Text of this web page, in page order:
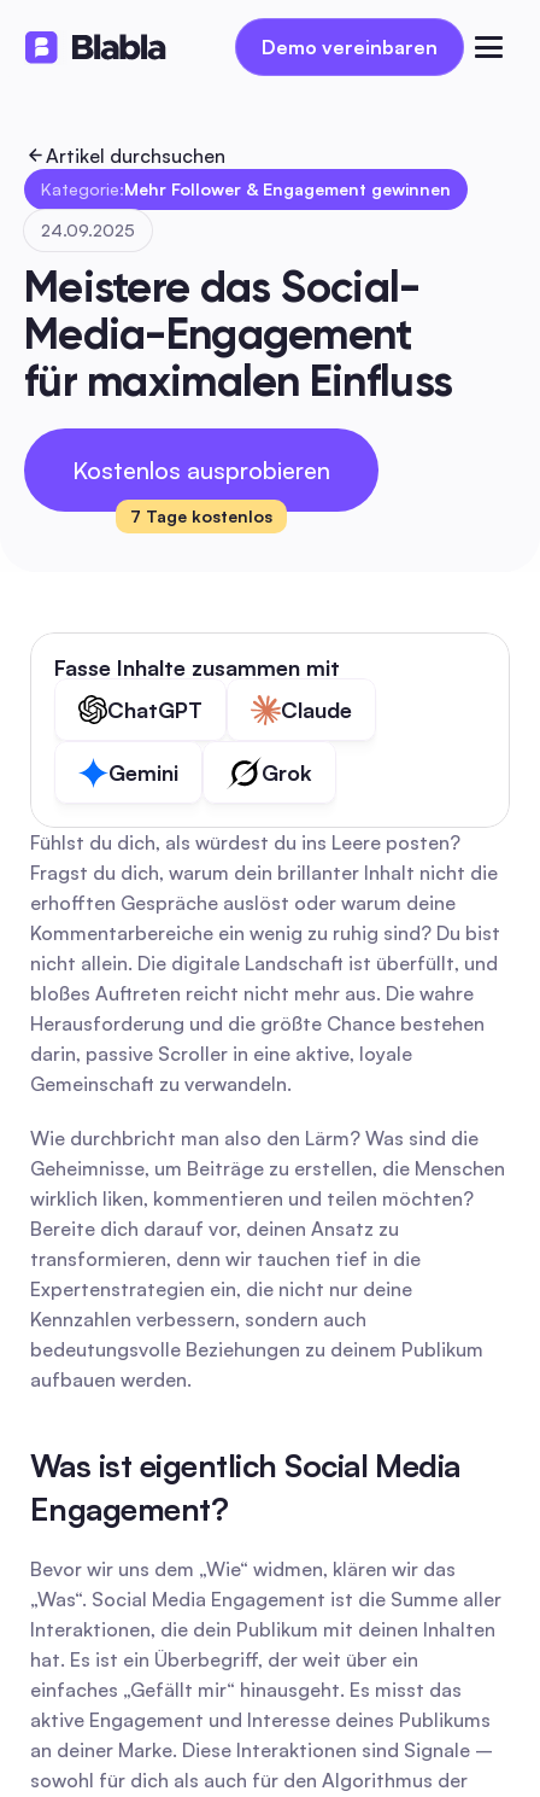
Demo vereinbaren
Demo vereinbaren
Artikel durchsuchen
Kategorie:Mehr Follower & Engagement gewinnen
24.09.2025
Meistere das Social-
Media-Engagement
für maximalen Einfluss
Kostenlos ausprobieren
7 Tage kostenlos
Fasse Inhalte zusammen mit
ChatGPT
Claude
Gemini Grok
Fühlst du dich, als würdest du ins Leere posten?
Fragst du dich, warum dein brillanter Inhalt nicht die
erhofften Gespräche auslöst oder warum deine
Kommentarbereiche ein wenig zu ruhig sind? Du bist
nicht allein. Die digitale Landschaft ist überfüllt, und
bloßes Auftreten reicht nicht mehr aus. Die wahre
Herausforderung und die größte Chance bestehen
darin, passive Scroller in eine aktive, loyale
Gemeinschaft zu verwandeln.
Wie durchbricht man also den Lärm? Was sind die
Geheimnisse, um Beiträge zu erstellen, die Menschen
wirklich liken, kommentieren und teilen möchten?
Bereite dich darauf vor, deinen Ansatz zu
transformieren, denn wir tauchen tief in die
Expertenstrategien ein, die nicht nur deine
Kennzahlen verbessern, sondern auch
bedeutungsvolle Beziehungen zu deinem Publikum
aufbauen werden.
Was ist eigentlich Social Media
Engagement?
Bevor wir uns dem „Wie“ widmen, klären wir das
„Was“. Social Media Engagement ist die Summe aller
Interaktionen, die dein Publikum mit deinen Inhalten
hat. Es ist ein Überbegriff, der weit über ein
einfaches „Gefällt mir“ hinausgeht. Es misst das
aktive Engagement und Interesse deines Publikums
an deiner Marke. Diese Interaktionen sind Signale –
sowohl für dich als auch für den Algorithmus der